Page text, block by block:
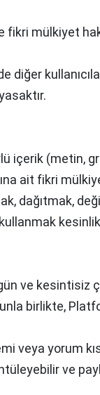
fikri mülkiyet
diğer
içerik (metin,
ait fikri
dağıtmak,
ve kesintisiz
birlikte,
yorum
ve